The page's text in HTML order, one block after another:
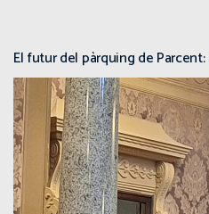
El futur del pàrquing de